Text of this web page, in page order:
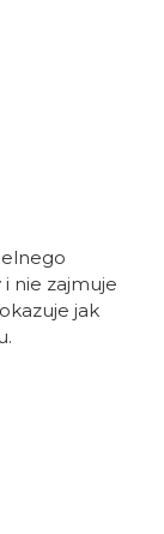
nie zajmuje
jak